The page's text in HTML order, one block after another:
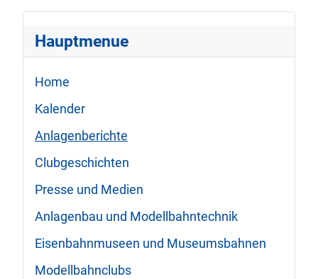
Hauptmenue
Home
Kalender
Anlagenberichte
Clubgeschichten
Presse und Medien
Anlagenbau und Modellbahntechnik
Eisenbahnmuseen und Museumsbahnen
Modellbahnclubs